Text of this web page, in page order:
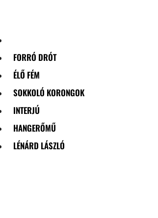
FORRÓ DRÓT
ÉLŐ FÉM
SOKKOLÓ KORONGOK
INTERJÚ
HANGERŐMŰ
LÉNÁRD LÁSZLÓ